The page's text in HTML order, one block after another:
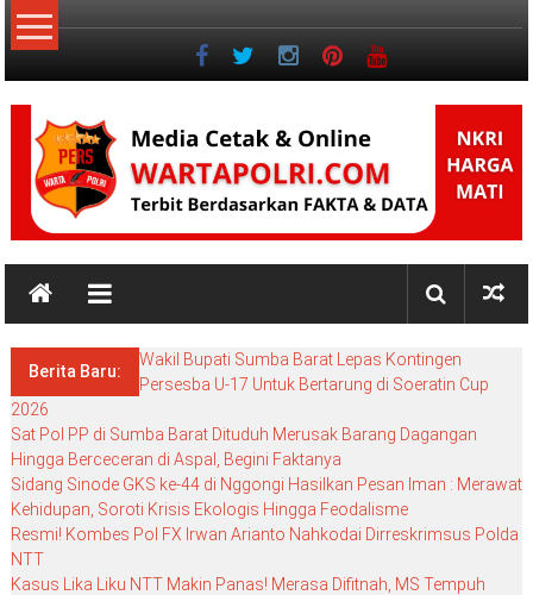
Lompat
ke
NKRI
NKRI
MATIBerita Baru:
Wakil Bupati Sumba Barat Lepas Kontingen
Persesba U-17 Untuk Bertarung di Soeratin Cup
2026
Sat Pol PP di Sumba Barat Dituduh Merusak Barang Dagangan
Hingga Berceceran di Aspal, Begini Faktanya
Sidang Sinode GKS ke-44 di Nggongi Hasilkan Pesan Iman : Merawat
Kehidupan, Soroti Krisis Ekologis Hingga Feodalisme
Resmi! Kombes Pol FX Irwan Arianto Nahkodai Dirreskrimsus Polda
NTT
Kasus Lika Liku NTT Makin Panas! Merasa Difitnah, MS Tempuh